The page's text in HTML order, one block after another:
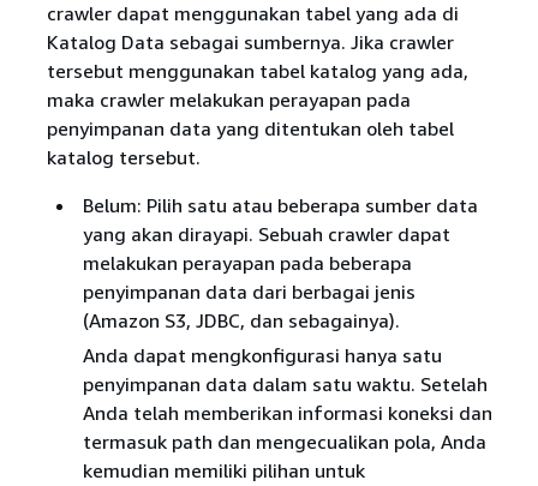
crawler dapat menggunakan tabel yang ada di
Katalog Data sebagai sumbernya. Jika crawler
tersebut menggunakan tabel katalog yang ada,
maka crawler melakukan perayapan pada
penyimpanan data yang ditentukan oleh tabel
katalog tersebut.
Belum: Pilih satu atau beberapa sumber data
yang akan dirayapi. Sebuah crawler dapat
melakukan perayapan pada beberapa
penyimpanan data dari berbagai jenis
(Amazon S3, JDBC, dan sebagainya).
Anda dapat mengkonfigurasi hanya satu
penyimpanan data dalam satu waktu. Setelah
Anda telah memberikan informasi koneksi dan
termasuk path dan mengecualikan pola, Anda
kemudian memiliki pilihan untuk